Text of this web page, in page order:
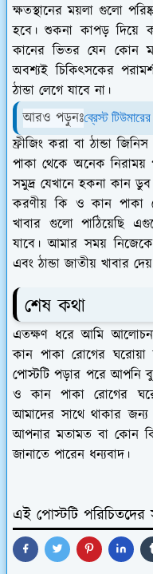
ক্ষতস্থানের ময়লা গুলো
হবে। শুকনা কাপড় দিয়ে
কানের ভিতর যেন কোন
অবশ্যই চিকিৎসকের
ঠান্ডা লেগে যাবে না।
আরও পড়ুনঃব্রেস্ট
ফ্রীজিং করা বা ঠান্ডা
পাকা থেকে অনেক
সমুদ্র যেখানে হকনা কান
করণীয় কি ও কান পাকা
খাবার গুলো পাঠিয়েছি
যাবে। আমার সময়
এবং ঠান্ডা জাতীয় খাবার
শেষ কথা
এতক্ষণ ধরে আমি
কান পাকা রোগের ঘরোয়া
পোস্টটি পড়ার পরে আপনি
ও কান পাকা রোগের
আমাদের সাথে থাকার
আপনার মতামত বা কোন
জানাতে পারেন ধন্যবাদ।
এই পোস্টটি